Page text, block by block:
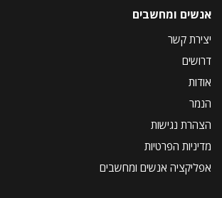
אנשים ומחשבים
יצירת קשר
דרושים
אודות
הנמר
הצהרת נגישות
מדיניות הפרטיות
אפליקציה אנשים ומחשבים